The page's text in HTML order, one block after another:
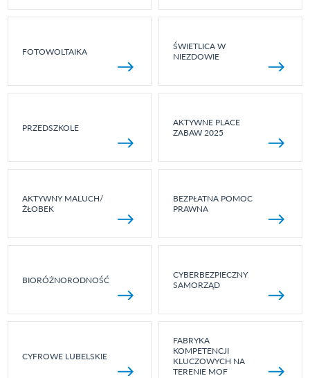
FOTOWOLTAIKA
ŚWIETLICA W
NIEZDOWIE
PRZEDSZKOLE
AKTYWNE PLACE
ZABAW 2025
AKTYWNY MALUCH/
ŻŁOBEK
BEZPŁATNA POMOC
PRAWNA
BIORÓŻNORODNOŚĆ
CYBERBEZPIECZNY
SAMORZĄD
CYFROWE LUBELSKIE
FABRYKA
KOMPETENCJI
KLUCZOWYCH NA
TERENIE MOF